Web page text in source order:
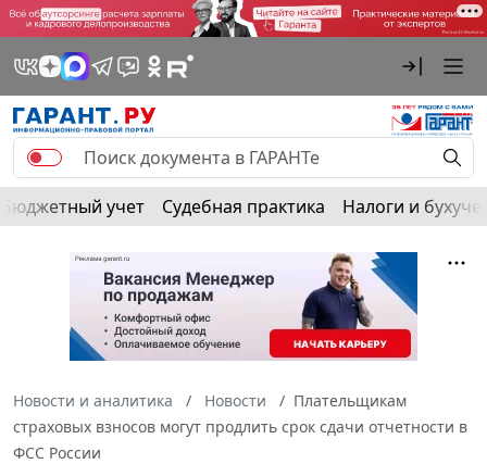
Бюджетный учет Судебная практика Налоги и
Новости и аналитика Новости
Плательщикам
страховых взносов могут продлить срок сдачи отчетности в
ФСС России